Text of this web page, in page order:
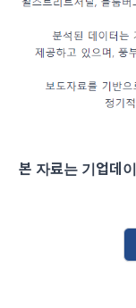
본 자료는 기업데